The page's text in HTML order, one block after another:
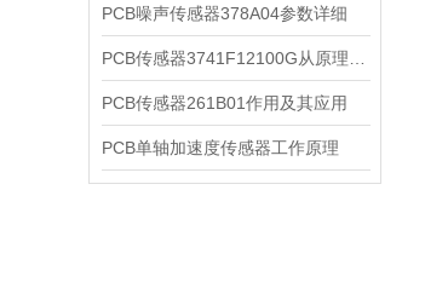
PCB噪声传感器378A04参数详细
PCB传感器261B01作用及其应用
PCB单轴加速度传感器工作原理